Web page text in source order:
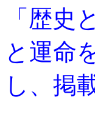
「歴
と運命
し、掲